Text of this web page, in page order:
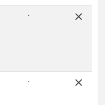
- close
- close